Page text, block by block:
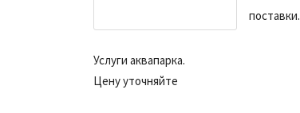
поставки.
Услуги аквапарка.
Цену уточняйте